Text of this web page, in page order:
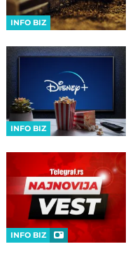
INFO BIZ
INFO BIZ
INFO BIZ